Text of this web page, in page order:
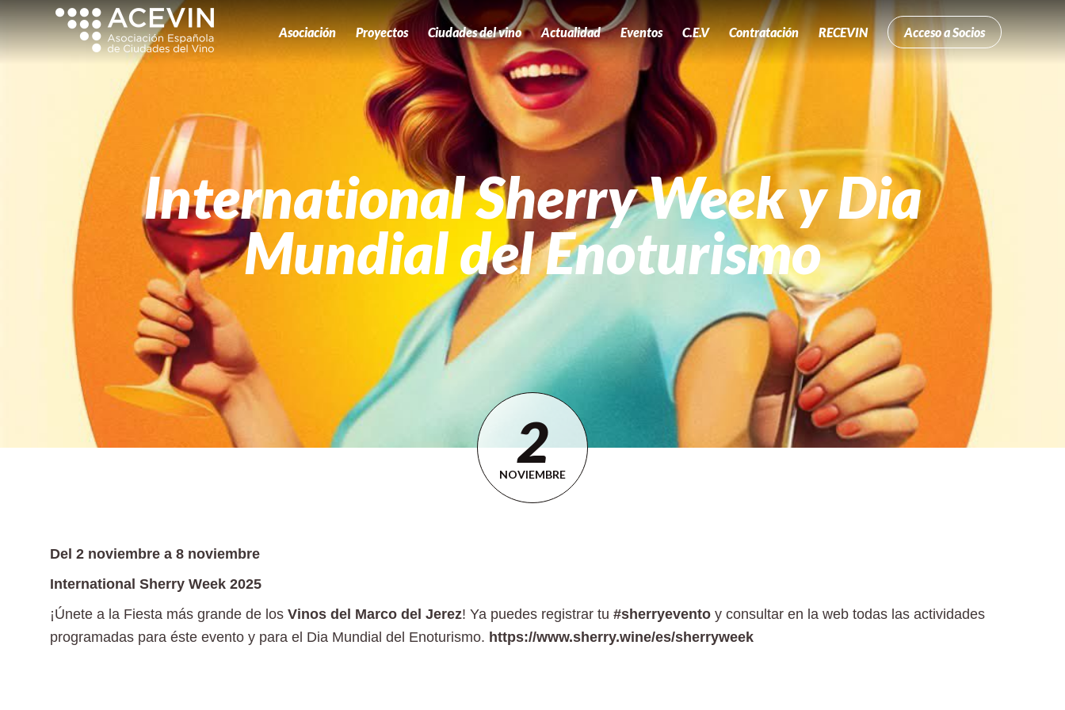
Asociación Proyectos Ciudades del vino Actualidad Eventos C.E.V Contratación RECEVIN Acceso a Socios
International Sherry Week y Dia
Mundial del Enoturismo
2
NOVIEMBRE
Del 2 noviembre a 8 noviembre
International Sherry Week 2025
¡Únete a la Fiesta más grande de los Vinos del Marco del Jerez! Ya puedes registrar tu #sherryevento y consultar en la web todas las actividades
programadas para éste evento y para el Dia Mundial del Enoturismo. https://www.sherry.wine/es/sherryweek